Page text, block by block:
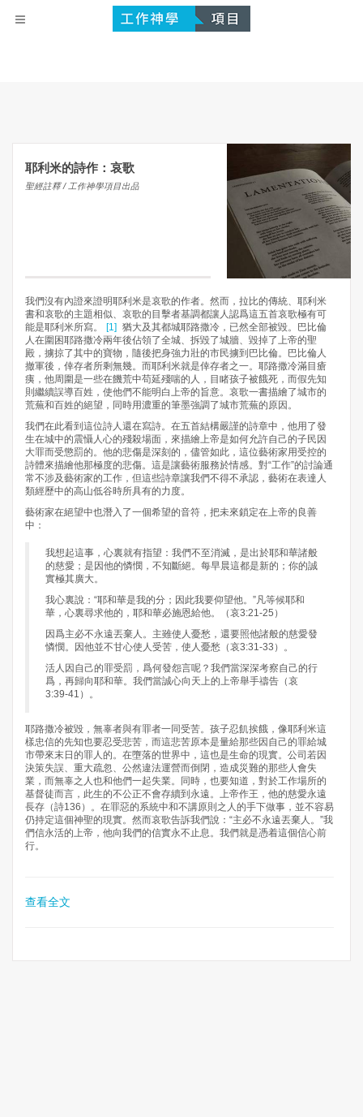
耶利米的詩作：哀歌
聖經註釋 / 工作神學項目出品
我們沒有內證來證明耶利米是哀歌的作者。然而，拉比的傳統、耶利米
書和哀歌的主題相似、哀歌的目擊者基調都讓人認爲這五首哀歌極有可
能是耶利米所寫。
[1] 猶大及其都城耶路撒冷，已然全部被毀。巴比倫
人在圍困耶路撒冷兩年後佔領了全城、拆毀了城牆、毀掉了上帝的聖
殿，擄掠了其中的寶物，隨後把身強力壯的市民擄到巴比倫。巴比倫人
撤軍後，倖存者所剩無幾。而耶利米就是倖存者之一。耶路撒冷滿目瘡
痍，他周圍是一些在饑荒中苟延殘喘的人，目睹孩子被餓死，而假先知
則繼續誤導百姓，使他們不能明白上帝的旨意。哀歌一書描繪了城市的
荒蕪和百姓的絕望，同時用濃重的筆墨強調了城市荒蕪的原因。
我們在此看到這位詩人還在寫詩。在五首結構嚴謹的詩章中，他用了發
生在城中的震懾人心的殘殺場面，來描繪上帝是如何允許自己的子民因
大罪而受懲罰的。他的悲傷是深刻的，儘管如此，這位藝術家用受控的
詩體來描繪他那極度的悲傷。這是讓藝術服務於情感。對“工作”的討論通
常不涉及藝術家的工作，但這些詩章讓我們不得不承認，藝術在表達人
類經歷中的高山低谷時所具有的力度。
藝術家在絕望中也潛入了一個希望的音符，把未來鎖定在上帝的良善
中：
我想起這事，心裏就有指望：我們不至消滅，是出於耶和華諸般
的慈愛；是因他的憐憫，不知斷絕。每早晨這都是新的；你的誠
實極其廣大。
我心裏說：“耶和華是我的分；因此我要仰望他。”凡等候耶和
華，心裏尋求他的，耶和華必施恩給他。（哀3:21-25）
因爲主必不永遠丟棄人。主雖使人憂愁，還要照他諸般的慈愛發
憐憫。因他並不甘心使人受苦，使人憂愁（哀3:31-33）。
活人因自己的罪受罰，爲何發怨言呢？我們當深深考察自己的行
爲，再歸向耶和華。我們當誠心向天上的上帝舉手禱告（哀
3:39-41）。
耶路撒冷被毀，無辜者與有罪者一同受苦。孩子忍飢挨餓，像耶利米這
樣忠信的先知也要忍受悲苦，而這悲苦原本是量給那些因自己的罪給城
市帶來末日的罪人的。在墮落的世界中，這也是生命的現實。公司若因
決策失誤、重大疏忽、公然違法運營而倒閉，造成災難的那些人會失
業，而無辜之人也和他們一起失業。同時，也要知道，對於工作場所的
基督徒而言，此生的不公正不會存續到永遠。上帝作王，他的慈愛永遠
長存（詩136）。在罪惡的系統中和不講原則之人的手下做事，並不容易
仍持定這個神聖的現實。然而哀歌告訴我們說：“主必不永遠丟棄人。”我
們信永活的上帝，他向我們的信實永不止息。我們就是憑着這個信心前
行。
查看全文